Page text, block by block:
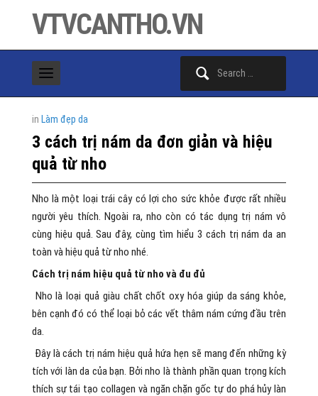
VTVCANTHO.VN
in Làm đẹp da
3 cách trị nám da đơn giản và hiệu
quả từ nho
Nho là một loại trái cây có lợi cho sức khỏe được rất nhiều
người yêu thích. Ngoài ra, nho còn có tác dụng trị nám vô
cùng hiệu quả. Sau đây, cùng tìm hiểu 3 cách trị nám da an
toàn và hiệu quả từ nho nhé.
Cách trị nám hiệu quả từ nho và đu đủ
Nho là loại quả giàu chất chốt oxy hóa giúp da sáng khỏe,
bên cạnh đó có thể loại bỏ các vết thâm nám cứng đầu trên
da.
Đây là cách trị nám hiệu quả hứa hẹn sẽ mang đến những kỳ
tích với làn da của bạn. Bởi nho là thành phần quan trọng kích
thích sự tái tạo collagen và ngăn chặn gốc tự do phá hủy làn